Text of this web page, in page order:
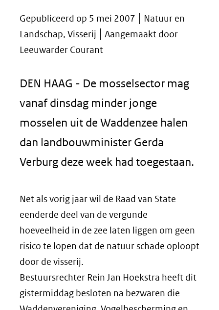
Gepubliceerd op 5 mei 2007
Natuur en
Landschap, Visserij
Aangemaakt door
Leeuwarder Courant
DEN HAAG - De mosselsector mag
vanaf dinsdag minder jonge
mosselen uit de Waddenzee halen
dan landbouwminister Gerda
Verburg deze week had toegestaan.
Net als vorig jaar wil de Raad van State
eenderde deel van de vergunde
hoeveelheid in de zee laten liggen om geen
risico te lopen dat de natuur schade oploopt
door de visserij.
Bestuursrechter Rein Jan Hoekstra heeft dit
gistermiddag besloten na bezwaren die